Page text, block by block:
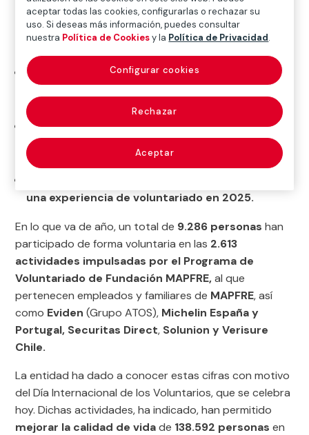
 Noticias
613 actividades realizadas hasta la fecha han
permitido ayudar a personas en riesgo de
exclusión social.
592 personas de24 países se han beneficiado
de actividades relacionadas con la educación, la
salud y la nutrición.
una experiencia de voluntariado en 2025.
En lo que va de año, un total de 9.286 personashan
participado de forma voluntaria en las 2.613
actividades impulsadas por el Programa de
Voluntariado de Fundación MAPFRE,al que
pertenecen empleados y familiares de MAPFRE, así
como Eviden (Grupo ATOS), Michelin España y
Portugal, Securitas Direct, Solunion y Verisure
Chile.
La entidad ha dado a conocer estas cifras con motivo
del Día Internacional de los Voluntarios, que se celebra
hoy. Dichas actividades, ha indicado, han permitido
mejorar la calidad de vidade 138.592 personasen
aceptar todas las cookies, configurarlas o rechazar su
uso. Si deseas más información, puedes consultar
nuestra Política de Cookiesy la Política de Privacidad.
Rechazar
Aceptar
Configurar cookies